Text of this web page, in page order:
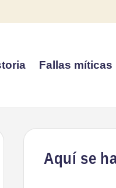
Fallas míticas
Aquí se